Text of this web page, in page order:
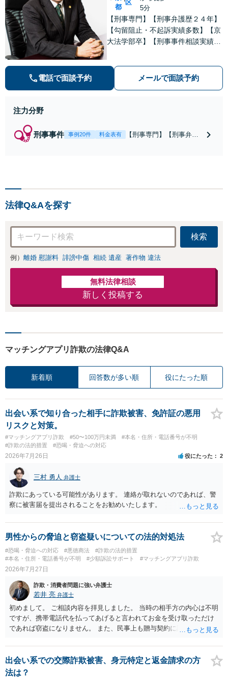
都
区
5分
【刑事専門】【刑事弁護歴２４年】
【勾留阻止・不起訴実績多数】【京
大法学部卒】【刑事事件相談実績77
【弁護士泉義孝が相談、刑事弁護を
担当】【逮捕・勾留でお悩みの方は
電話で面談予約 メールで面談予約
注力分野
刑事事件 事例20件 料金表有
【刑事専門】【刑事弁護
非弁護士泉義孝にご相談
法律Q&Aを探す
検索
例） 離婚 慰謝料 誹謗中傷 相続 遺産 著作物 違法
無料法律相談
新しく投稿する
マッチングアプリ詐欺の法律Q&A
新着順 回答数が多い順 役にたった順
出会い系で知り合った相手に詐欺被害、免許証の悪用
リスクと対策。
#マッチングアプリ詐欺 #50〜100万円未満
#本名・住所・電話番号が不明
#詐欺の法的措置
#恐喝・脅迫への対応
2026年7月26日 役にたった 2
三村 勇人 弁護士
詐欺にあっている可能性があります。 連絡が取れないのであれば、警
察に被害届を提出されることをお勧めいたします。
男性からの脅迫と窃盗疑いについての法的対処法
#恐喝・脅迫への対応 #悪徳商法
#詐欺の法的措置
#本名・住所・電話番号が不明
#少額訴訟サポート #マッチングアプリ詐欺
2026年7月27日
詐欺・消費者問題に強い弁護士
若井 亮 弁護士
初めまして。 ご相談内容を拝見しました。 当時の相手方の内心は不明
ですが、携帯電話代を払ってあげると言われてお金を受け取っただけ
であれば窃盗になりません。 また、民事上も贈与契約に該当すると思
ず、可能であればブロックをするようにしてください。 ご不安であれ
ば、最寄りの警察署に相談をしても良いかもしれません。 以上、ご参
考になれば幸いです。
出会い系での交際詐欺被害、身元特定と返金請求の方
法は？